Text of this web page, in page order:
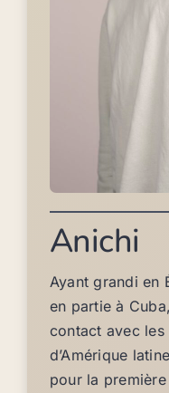
Anichi
Ayant grandi en
en partie à
contact avec les
d’Amérique
pour la